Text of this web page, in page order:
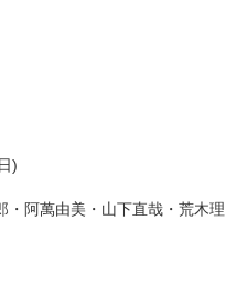
)
・阿萬由美・山下直哉・荒木理